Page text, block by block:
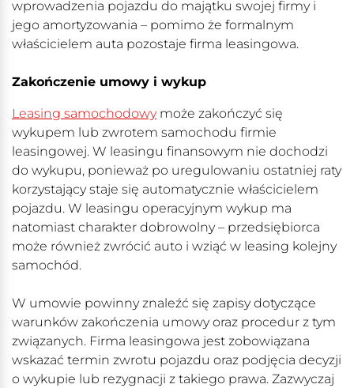
wprowadzenia pojazdu do majątku swojej firmy i
jego amortyzowania – pomimo że formalnym
właścicielem auta pozostaje firma leasingowa.
Zakończenie umowy i wykup
Leasing samochodowymoże zakończyć się
wykupem lub zwrotem samochodu firmie
leasingowej. W leasingu finansowym nie dochodzi
do wykupu, ponieważ po uregulowaniu ostatniej raty
korzystający staje się automatycznie właścicielem
pojazdu. W leasingu operacyjnym wykup ma
natomiast charakter dobrowolny – przedsiębiorca
może również zwrócić auto i wziąć w leasing kolejny
samochód.
W umowie powinny znaleźć się zapisy dotyczące
warunków zakończenia umowy oraz procedur z tym
związanych. Firma leasingowa jest zobowiązana
wskazać termin zwrotu pojazdu oraz podjęcia decyzji
o wykupie lub rezygnacji z takiego prawa. Zazwyczaj